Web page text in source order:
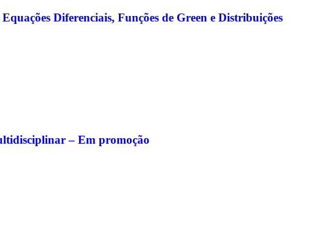
Diferenciais, Funções de Green e Distribuições
– Em promoção